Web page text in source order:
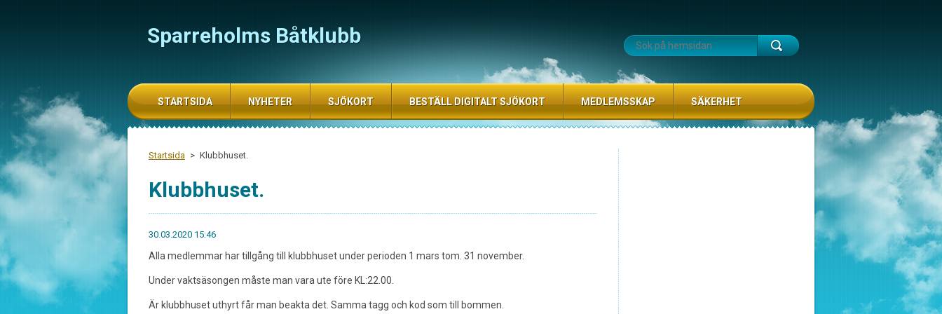
Sparreholms Båtklubb
Startsida > Klubbhuset.
Klubbhuset.
30.03.2020 15:46
Alla medlemmar har tillgång till klubbhuset under perioden 1 mars tom. 31 november.
Under vaktsäsongen måste man vara ute före KL:22.00.
Är klubbhuset uthyrt får man beakta det. Samma tagg och kod som till bommen.
STARTSIDA NYHETER SJÖKORT BESTÄLL DIGITALT SJÖKORT MEDLEMSSKAP SÄKERHET